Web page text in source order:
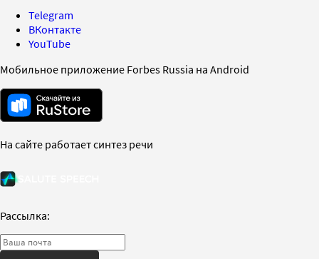
Telegram
ВКонтакте
YouTube
Мобильное приложение Forbes Russia на Android
На сайте работает синтез речи
Рассылка: